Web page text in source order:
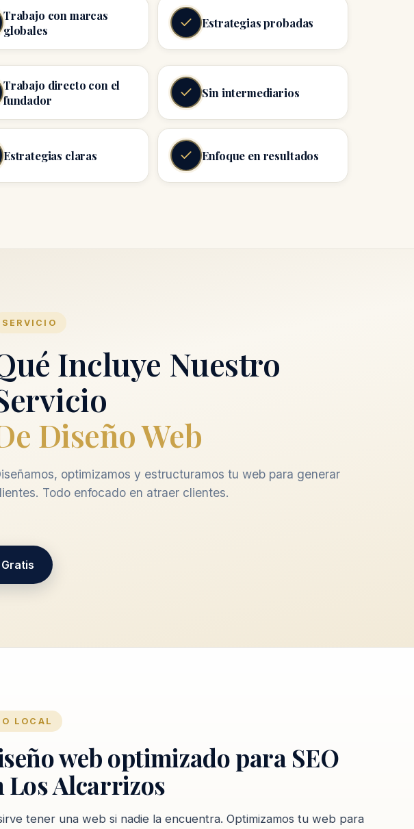
Trabajo con marcas
globales
Estrategias probadas
Trabajo directo con el
fundador
Sin intermediarios
Estrategias claras Enfoque en resultados
SERVICIO
Incluye Nuestro
Diseño Web
optimizamos y estructuramos tu web para generar
Todo enfocado en atraer clientes.
LOCAL
web optimizado para SEO
Los Alcarrizos
tener una web si nadie la encuentra. Optimizamos tu web para